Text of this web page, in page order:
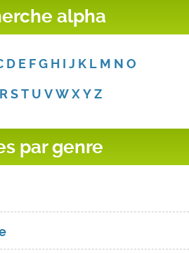
alpha
D E F G H I J K L M N O
R S T U V W X Y Z
par genre